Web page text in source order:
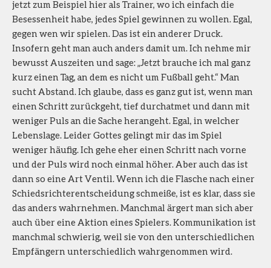
jetzt zum Beispiel hier als Trainer, wo ich einfach die
Besessenheit habe, jedes Spiel gewinnen zu wollen. Egal,
gegen wen wir spielen. Das ist ein anderer Druck.
Insofern geht man auch anders damit um. Ich nehme mir
bewusst Auszeiten und sage: „Jetzt brauche ich mal ganz
kurz einen Tag, an dem es nicht um Fußball geht.“ Man
sucht Abstand. Ich glaube, dass es ganz gut ist, wenn man
einen Schritt zurückgeht, tief durchatmet und dann mit
weniger Puls an die Sache herangeht. Egal, in welcher
Lebenslage. Leider Gottes gelingt mir das im Spiel
weniger häufig. Ich gehe eher einen Schritt nach vorne
und der Puls wird noch einmal höher. Aber auch das ist
dann so eine Art Ventil. Wenn ich die Flasche nach einer
Schiedsrichterentscheidung schmeiße, ist es klar, dass sie
das anders wahrnehmen. Manchmal ärgert man sich aber
auch über eine Aktion eines Spielers. Kommunikation ist
manchmal schwierig, weil sie von den unterschiedlichen
Empfängern unterschiedlich wahrgenommen wird.